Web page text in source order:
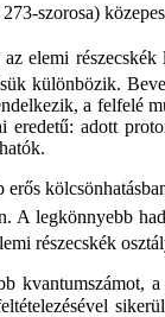
szorosa)
elemi részecskék
különbözik.
a felfelé
eredetű: adott
A legkönnyebb
részecskék
kvantumszámot,